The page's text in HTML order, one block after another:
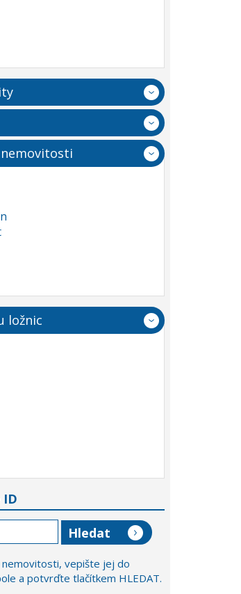
ložnic
nemovitosti, vepište jej do
a potvrďte tlačítkem HLEDAT.